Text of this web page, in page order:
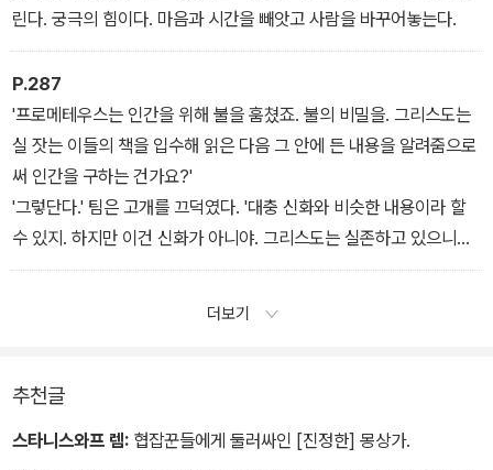
린다. 궁극의 힘이다. 마음과 시간을 빼앗고 사람을 바꾸어놓는다.
P.287
'프로메테우스는 인간을 위해 불을 훔쳤죠. 불의 비밀을. 그리스도는
실 잣는 이들의 책을 입수해 읽은 다음 그 안에 든 내용을 알려줌으로
써 인간을 구하는 건가요?'
'그렇단다.' 팀은 고개를 끄덕였다. '대충 신화와 비슷한 내용이라 할
수 있지. 하지만 이건 신화가 아니야. 그리스도는 실존하고 있으니까.
영혼의 형태로 와디를 지키고 있으니까.'
더보기
추천글
스타니스와프 렘: 협잡꾼들에게 둘러싸인 [진정한] 몽상가.